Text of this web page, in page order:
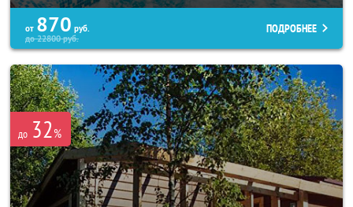
от 870 руб.
до22800руб.
ПОДРОБНЕЕ
до 32%